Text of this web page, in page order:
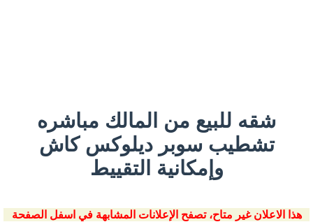
شقه للبيع من المالك مباشره
تشطيب سوبر ديلوكس كاش
وإمكانية التقييط
هذا الاعلان غير متاح، تصفح الإعلانات المشابهة في اسفل الصفحة